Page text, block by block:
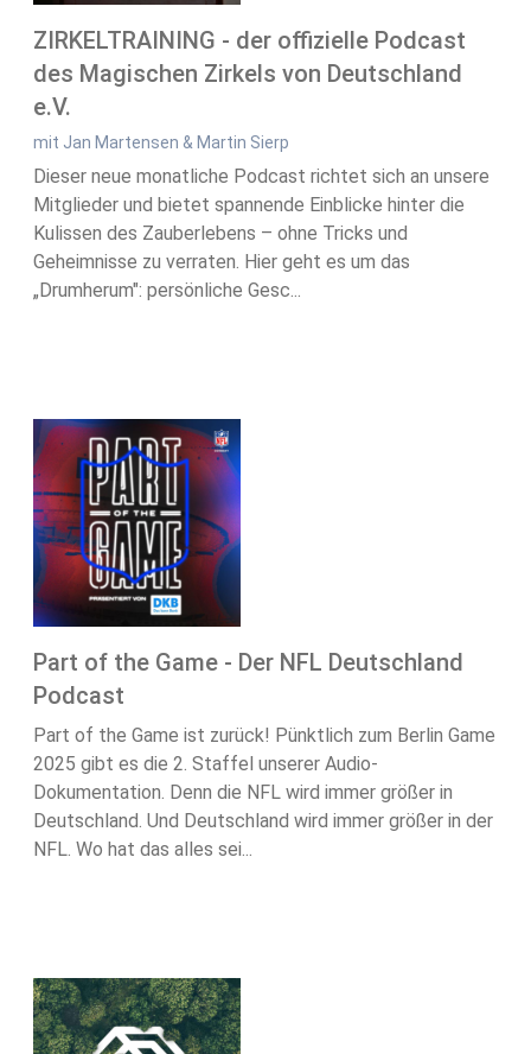
ZIRKELTRAINING - der offizielle Podcast
des Magischen Zirkels von Deutschland
e.V.
mit Jan Martensen & Martin Sierp
Dieser neue monatliche Podcast richtet sich an unsere
Mitglieder und bietet spannende Einblicke hinter die
Kulissen des Zauberlebens – ohne Tricks und
Geheimnisse zu verraten. Hier geht es um das
„Drumherum": persönliche Gesc...
Part of the Game - Der NFL Deutschland
Podcast
Part of the Game ist zurück! Pünktlich zum Berlin Game
2025 gibt es die 2. Staffel unserer Audio-
Dokumentation. Denn die NFL wird immer größer in
Deutschland. Und Deutschland wird immer größer in der
NFL. Wo hat das alles sei...